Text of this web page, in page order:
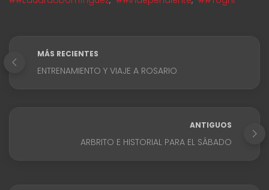
MÁS RECIENTES
ENTRENAMIENTO Y VIAJE A ROSARIO
ANTIGUOS
ARBRITO E HISTORIAL PARA EL SÁBADO